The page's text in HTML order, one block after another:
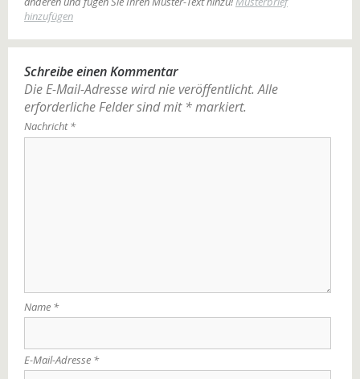
hinzufügen
Schreibe einen Kommentar
Die E-Mail-Adresse wird nie veröffentlicht. Alle
erforderliche Felder sind mit *markiert.
Nachricht*
Name *
E-Mail-Adresse *